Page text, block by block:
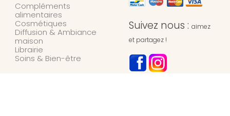
Compléments
alimentaires
Cosmétiques
Diffusion & Ambiance
maison
Librairie
Soins & Bien-être
Suivez nous : aimez
et partagez !